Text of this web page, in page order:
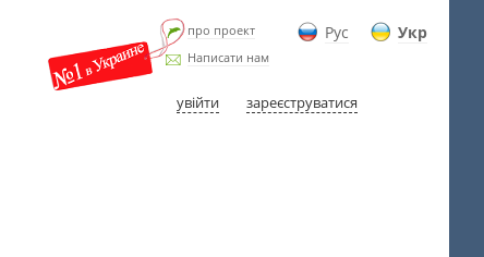
Рус Укр
про проект
Написати нам
увійти зареєструватися